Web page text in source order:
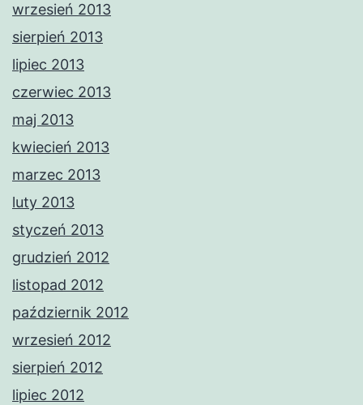
wrzesień 2013
sierpień 2013
lipiec 2013
czerwiec 2013
maj 2013
kwiecień 2013
marzec 2013
luty 2013
styczeń 2013
grudzień 2012
listopad 2012
październik 2012
wrzesień 2012
sierpień 2012
lipiec 2012